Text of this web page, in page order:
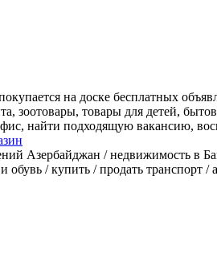
на доске бесплатных
зоотовары, товары для детей,
найти подходящую вакансию,
Азербайджан / недвижимость в
обувь / купить / продать транспорт